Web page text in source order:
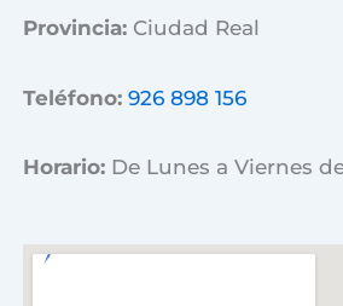
Provincia: Ciudad Real
Teléfono: 926 898 156
Horario: De Lunes a Viernes